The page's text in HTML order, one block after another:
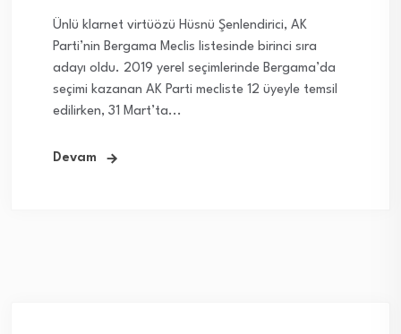
Ünlü klarnet virtüözü Hüsnü Şenlendirici, AK
Parti’nin Bergama Meclis listesinde birinci sıra
adayı oldu. 2019 yerel seçimlerinde Bergama’da
seçimi kazanan AK Parti mecliste 12 üyeyle temsil
edilirken, 31 Mart’ta...
Devam